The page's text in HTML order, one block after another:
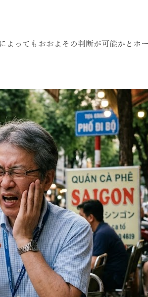
よってもおおよその判断が可能かとホ